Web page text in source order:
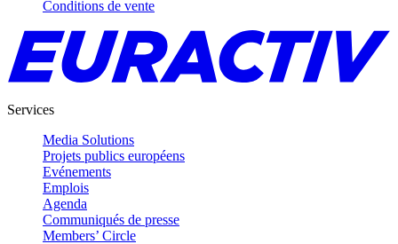
Conditions de vente
Services
Media Solutions
Projets publics européens
Evénements
Emplois
Agenda
Communiqués de presse
Members’ Circle